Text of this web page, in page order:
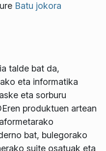
Batu jokora
talde bat da,
eta informatika
eta sorburu
produktuen artean
bat, bulegorako
suite osatuak eta